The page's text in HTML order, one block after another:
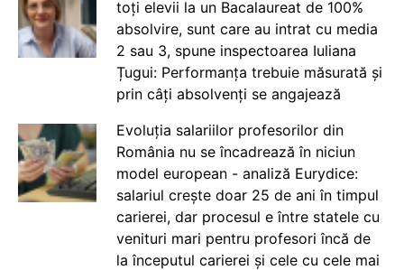
toți elevii la un Bacalaureat de 100%
absolvire, sunt care au intrat cu media
2 sau 3, spune inspectoarea Iuliana
Țugui: Performanța trebuie măsurată și
prin câți absolvenți se angajează
Evoluția salariilor profesorilor din
România nu se încadrează în niciun
model european - analiză Eurydice:
salariul crește doar 25 de ani în timpul
carierei, dar procesul e între statele cu
venituri mari pentru profesori încă de
la începutul carierei și cele cu cele mai